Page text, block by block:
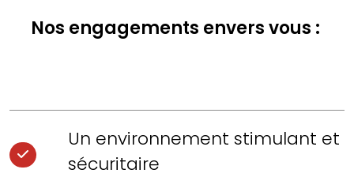
Nos engagements envers vous :
Un environnement stimulant et
sécuritaire